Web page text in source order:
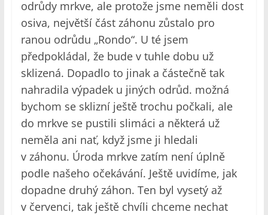
odrůdy mrkve, ale protože jsme neměli dost
osiva, největší část záhonu zůstalo pro
ranou odrůdu „Rondo“. U té jsem
předpokládal, že bude v tuhle dobu už
sklizená. Dopadlo to jinak a částečně tak
nahradila výpadek u jiných odrůd. možná
bychom se sklizní ještě trochu počkali, ale
do mrkve se pustili slimáci a některá už
neměla ani nať, když jsme ji hledali
v záhonu. Úroda mrkve zatím není úplně
podle našeho očekávání. Ještě uvidíme, jak
dopadne druhý záhon. Ten byl vysetý až
v červenci, tak ještě chvíli chceme nechat